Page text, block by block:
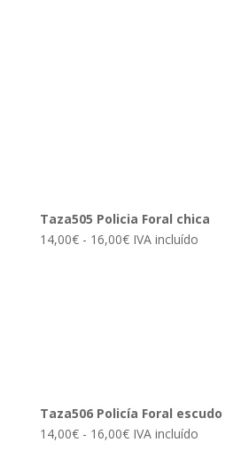
Taza505 Policia Foral chica
14,00€ - 16,00€Rango
IVA incluído
Taza506 Policía Foral escudo
14,00€ - 16,00€Rango
IVA incluído